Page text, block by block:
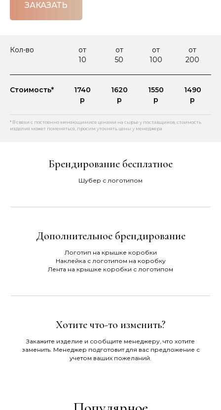
ЗАКАЗАТЬ
Кол-во
от
10
от
50
от
100
от
200
Стоимость*
1740
р
1620
р
1550
р
1490
р
* В связи с постоянно меняющимися ценами на сырье у поставщиков, стоимость
изделия может поменяться, просим уточнять цены у менеджера
Брендирование бесплатное
Шубер с логотипом
Дополнительное брендирование
Логотип на крышке коробки
Наклейка с логотипом на коробку
Лента на крышке коробки с логотипом
Хотите что-то изменить?
Закажите изделие и сообщите менеджеру, что хотите
заменить. Менеджер подготовит для вас предложение с
учетом ваших пожеланий.